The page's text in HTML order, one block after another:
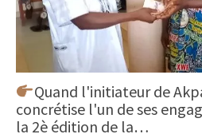
Quand l'initiateur de
concrétise l'un de ses
la 2è édition de la…